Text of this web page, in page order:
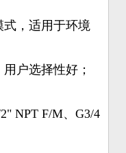
，适用于环境
户选择性好；
NPT F/M、G3/4